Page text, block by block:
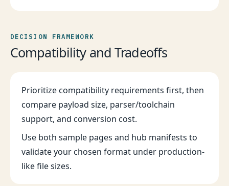
DECISION FRAMEWORK
Compatibility and Tradeoffs
Prioritize compatibility requirements first, then
compare payload size, parser/toolchain
support, and conversion cost.
Use both sample pages and hub manifests to
validate your chosen format under production-
like file sizes.